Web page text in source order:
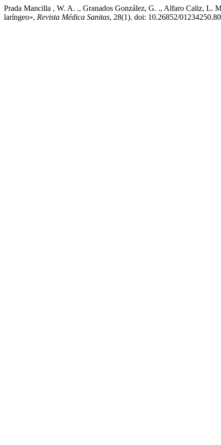
Prada Mancilla , W. A. ., Granados González, G. ., Alfaro Caliz, L.
laríngeo», Revista Médica Sanitas, 28(1). doi: 10.26852/